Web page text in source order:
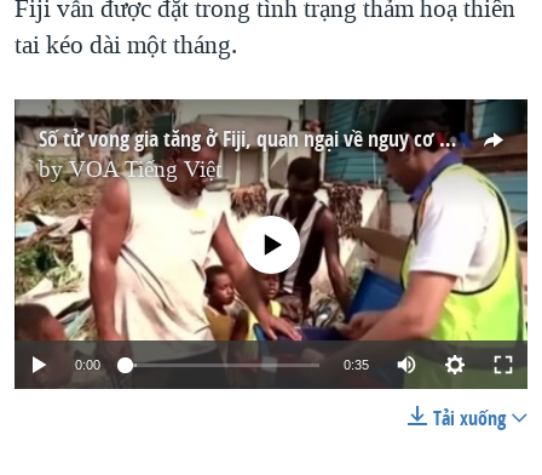
Fiji vẫn được đặt trong tình trạng thảm hoạ thiên
tai kéo dài một tháng.
Số tử vong gia tăng ở Fiji, quan ngại về nguy cơ dịch bệnh
byVOA Tiếng Việt
No media source currently available
0:00 0:35
Tải xuống